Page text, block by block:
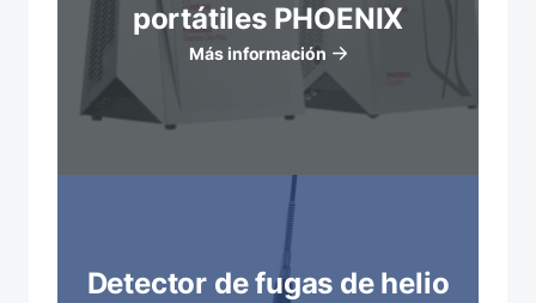
portátiles PHOENIX
Más información
Detector de fugas de helio